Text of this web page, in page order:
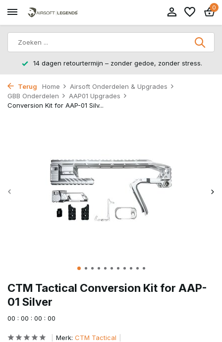
0
14 dagen retourtermijn – zonder gedoe, zonder stress.
Terug Home
Airsoft Onderdelen & Upgrades
GBB Onderdelen
AAP01 Upgrades
Conversion Kit for AAP-01 Silv...
CTM Tactical Conversion Kit for AAP-
01 Silver
00 : 00 : 00 : 00
Merk: CTM Tactical